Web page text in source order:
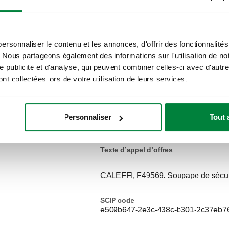
le contenu et les annonces, d'offrir des
partageons également des informations sur l'utilisation de
publicité et d'analyse, qui peuvent combiner celles-ci avec
collectées lors de votre utilisation de leurs services.
Personnaliser Tout
Texte d’appel d’offres
CALEFFI, F49569. Soupape de
SCIP code
e509b647-2e3c-438c-b301-